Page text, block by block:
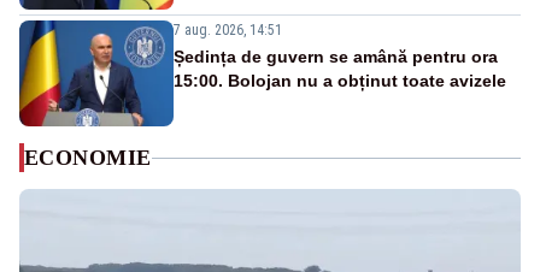
7 aug. 2026, 14:51
Ședința de guvern se amână pentru ora
15:00. Bolojan nu a obținut toate avizele
ECONOMIE